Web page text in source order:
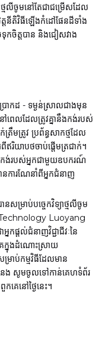
មលីចូមនៅតែជាជម្រើសដែល
ត្តនីតិវិធីឡើងកំដៅផែនដីទាំង
ទុកចិត្តបាន និងជៀសវាង
កដ - ទម្ងន់ស្រាលជាងមុន
ពេលដែលត្រូវគ្នានឹងកង់របស់
ត្រឹមត្រូវ ប្រព័ន្ធសាកថ្មដែល
រិយាបថចាប់ផ្តើមត្រជាក់។
ង់របស់អ្នកជាមួយឧបករណ៍
ារណែនាំពីអ្នកជំនាញ
សម្រាប់បច្ចេកវិទ្យាថ្មលីចូម
Luoyang
កផ្តល់ជំនាញវិជ្ជាជីវៈនៃ
ក្នុងដំណោះស្រាយ
រាប់កម្មវិធីដែលមាន
ទំនង សូមចូលទៅកាន់គេហទំព័រ
គេនៅថ្ងៃនេះ។